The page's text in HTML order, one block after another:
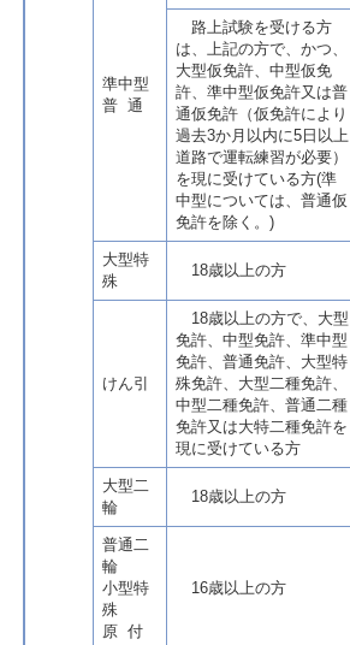
準中型
普 通
路上試験を受ける方
は、上記の方で、かつ、
大型仮免許、中型仮免
許、準中型仮免許又は普
通仮免許（仮免許により
過去3か月以内に5日以上
道路で運転練習が必要）
を現に受けている方(準
中型については、普通仮
免許を除く。)
大型特
殊
18歳以上の方
けん引
18歳以上の方で、大型
免許、中型免許、準中型
免許、普通免許、大型特
殊免許、大型二種免許、
中型二種免許、普通二種
免許又は大特二種免許を
現に受けている方
大型二
輪
18歳以上の方
普通二
輪
小型特
殊
原 付
16歳以上の方